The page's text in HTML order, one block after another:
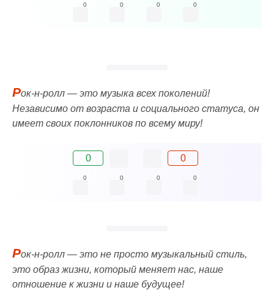
0 0 0 0
Рок-н-ролл — это музыка всех поколений!
Независимо от возраста и социального статуса, он
имеет своих поклонников по всему миру!
0 0
0 0 0 0
Рок-н-ролл — это не просто музыкальный стиль,
это образ жизни, который меняет нас, наше
отношение к жизни и наше будущее!